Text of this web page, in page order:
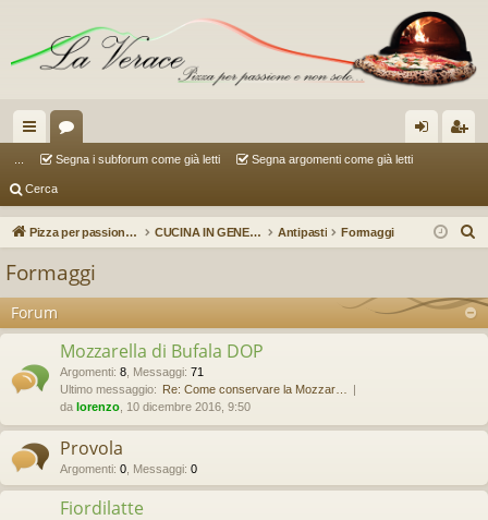
oll
eg
a
ti
ap
or
iti
Segna i subforum come già letti Segna argomenti come già letti
Cerca
Pizza per passione enon solo... CUCINA IN GENERE (a cura di Sauzer) Antipasti Formaggi
c
a
Formaggi
Forum
Mozzarella di Bufala DOP
Argomenti: 8 Messaggi: 71
Ultimo messaggio: Re: Come conservare la Mozzar…
da lorenzo , 10 dicembre 2016, 9:50
Provola
Argomenti: 0 Messaggi: 0
Fiordilatte